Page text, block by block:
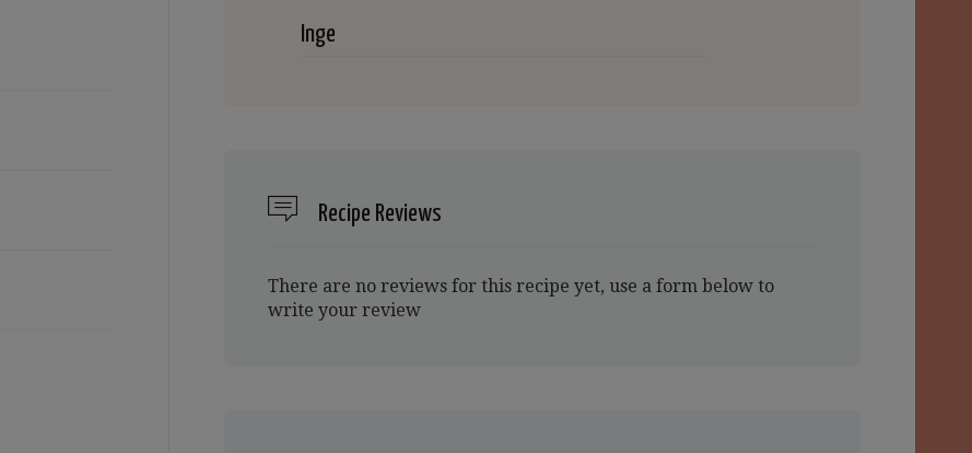
Inge
Recipe Reviews
There are no reviews for this recipe yet, use a form below to
write your review